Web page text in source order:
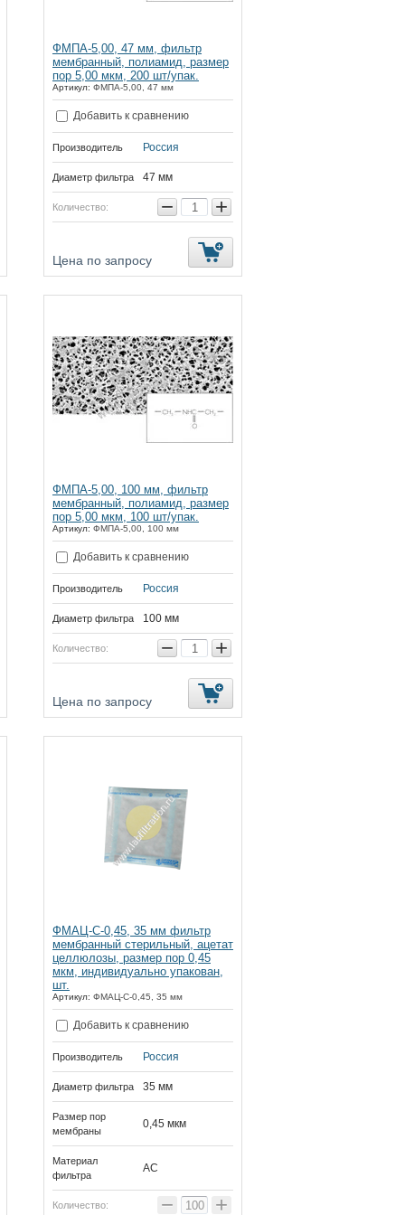
ФМПА-5,00, 47 мм, фильтр
мембранный, полиамид, размер
пор 5,00 мкм, 200 шт/упак.
Артикул: ФМПА-5,00, 47 мм
Добавить к сравнению
Производитель Россия
Диаметр фильтра 47 мм
Количество: − +
Цена по запросу
ФМПА-5,00, 100 мм, фильтр
мембранный, полиамид, размер
пор 5,00 мкм, 100 шт/упак.
Артикул: ФМПА-5,00, 100 мм
Добавить к сравнению
Производитель Россия
Диаметр фильтра 100 мм
Количество: − +
Цена по запросу
ФМАЦ-С-0,45, 35 мм фильтр
мембранный стерильный, ацетат
целлюлозы, размер пор 0,45
мкм, индивидуально упакован,
шт.
Артикул: ФМАЦ-С-0,45, 35 мм
Добавить к сравнению
Производитель Россия
Диаметр фильтра 35 мм
Размер пор
мембраны
0,45 мкм
Материал
фильтра
AC
Количество: − +